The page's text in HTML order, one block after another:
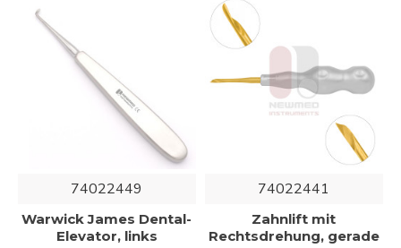
74022449
Warwick James Dental-
Elevator, links
74022441
Zahnlift mit
Rechtsdrehung, gerade